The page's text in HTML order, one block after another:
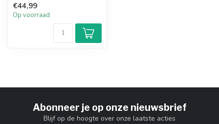
...
€44,99
Op voorraad
Abonneer je op onze nieuwsbrief
Blijf op de hoogte over onze laatste acties